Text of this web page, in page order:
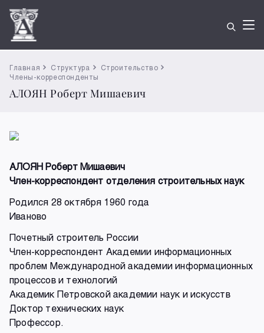
Главная Структура
Строительство
Члены-корреспонденты
АЛОЯН Роберт Мишаевич
АЛОЯН Роберт Мишаевич
Член-корреспондент отделения строительных наук
Родился 28 октября 1960 года
Иваново
Почетный строитель России
Член-корреспондент Академии информационных
проблем Международной академии информационных
процессов и технологий
Академик Петровской академии наук и искусств
Доктор технических наук
Профессор.